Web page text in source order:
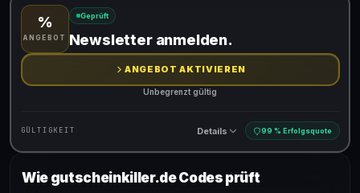
Gültig für teilnehmende Produkte
%
ANGEBOT
Geprüft
Newsletter anmelden.
ANGEBOT AKTIVIEREN
Unbegrenzt gültig
GÜLTIGKEIT Details 99 % Erfolgsquote
Gültig für teilnehmende Produkte
Wie gutscheinkiller.de Codes prüft